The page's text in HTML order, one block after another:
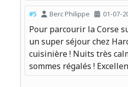
#5 Berc Philippe 01-07-
Pour parcourir la Corse
un super séjour chez
cuisinière ! Nuits très
sommes régalés !